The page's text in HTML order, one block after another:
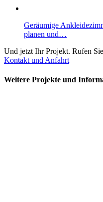
Geräumige
planen und…
Und jetzt Ihr Projekt. Rufen
Kontakt und Anfahrt
Weitere Projekte und